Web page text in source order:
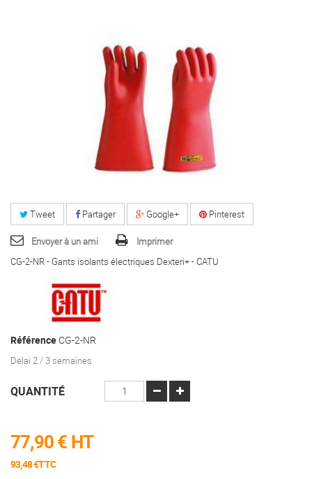
Tweet Partager Google+ Pinterest
Envoyer à un ami
Imprimer
CG-2-NR - Gants isolants électriques Dexteri+ - CATU
Référence CG-2-NR
Délai 2 / 3 semaines
QUANTITÉ
77,90 € HT
93,48 €TTC